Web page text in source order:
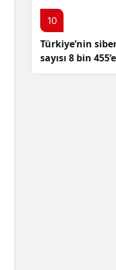
10
Türkiye’nin
sayısı 8 bin